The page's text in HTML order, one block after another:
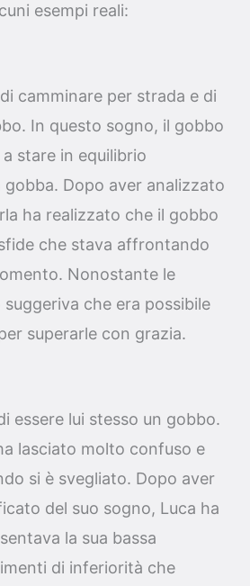
esempi reali:
camminare per strada e di
In questo sogno, il gobbo
stare in equilibrio
Dopo aver analizzato
ha realizzato che il gobbo
che stava affrontando
Nonostante le
che era possibile
superarle con grazia.
essere lui stesso un gobbo.
lasciato molto confuso e
si è svegliato. Dopo aver
del suo sogno, Luca ha
la sua bassa
di inferiorità che